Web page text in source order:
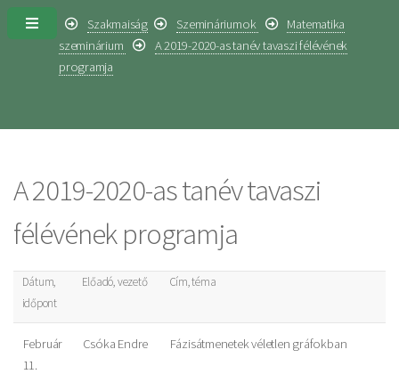
Szakmaiság Szemináriumok
Matematika
szeminárium
A 2019-2020-as tanév tavaszi félévének
programja
A 2019-2020-as tanév tavaszi
félévének programja
Dátum,
időpont
Előadó, vezető Cím, téma
Február
11.
Csóka Endre Fázisátmenetek véletlen gráfokban